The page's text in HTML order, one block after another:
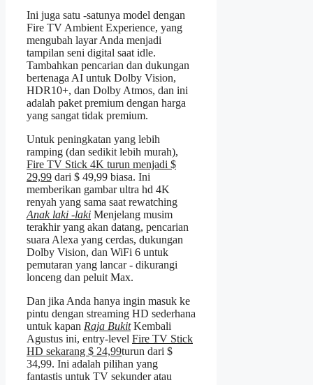
Ini juga satu -satunya model dengan
Fire TV Ambient Experience, yang
mengubah layar Anda menjadi
tampilan seni digital saat idle.
Tambahkan pencarian dan dukungan
bertenaga AI untuk Dolby Vision,
HDR10+, dan Dolby Atmos, dan ini
adalah paket premium dengan harga
yang sangat tidak premium.
Untuk peningkatan yang lebih
ramping (dan sedikit lebih murah),
Fire TV Stick 4K turun menjadi $
29,99 dari $ 49,99 biasa. Ini
memberikan gambar ultra hd 4K
renyah yang sama saat rewatching
Anak laki -laki Menjelang musim
terakhir yang akan datang, pencarian
suara Alexa yang cerdas, dukungan
Dolby Vision, dan WiFi 6 untuk
pemutaran yang lancar - dikurangi
lonceng dan peluit Max.
Dan jika Anda hanya ingin masuk ke
pintu dengan streaming HD sederhana
untuk kapan Raja Bukit Kembali
Agustus ini, entry-level Fire TV Stick
HD sekarang $ 24,99turun dari $
34,99. Ini adalah pilihan yang
fantastis untuk TV sekunder atau